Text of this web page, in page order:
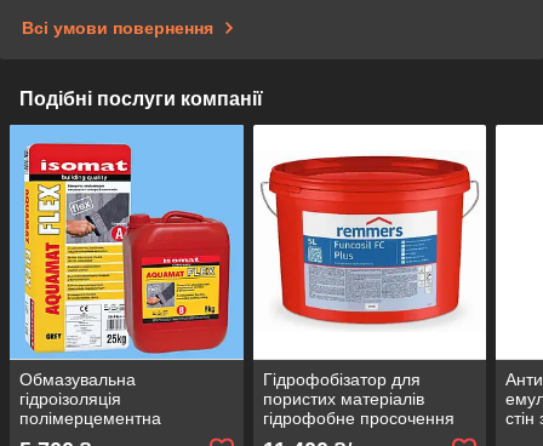
Всі умови повернення
Подібні послуги компанії
Обмазувальна
гідроізоляція
полімерцементна
Гідрофобізатор для
пористих матеріалів
гідрофобне просочення